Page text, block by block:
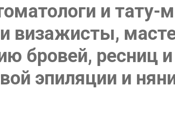
и тату-
визажисты,
бровей, ресниц
эпиляции и